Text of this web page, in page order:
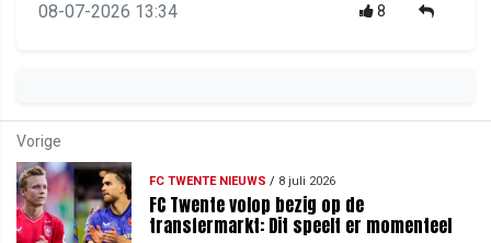
08-07-2026 13:34 8
Vorige
FC TWENTE NIEUWS / 8 juli 2026
FC Twente volop bezig op de
transfermarkt: Dit speelt er momenteel